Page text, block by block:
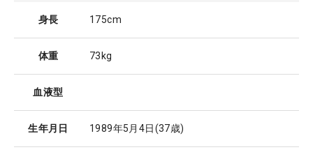
身長 175cm
体重 73kg
血液型
生年月日 1989年5月4日(37歳)